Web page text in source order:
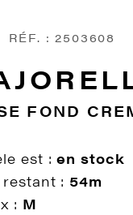
RÉF. : 2503608
FOND
est :en stock
: 54m
: M